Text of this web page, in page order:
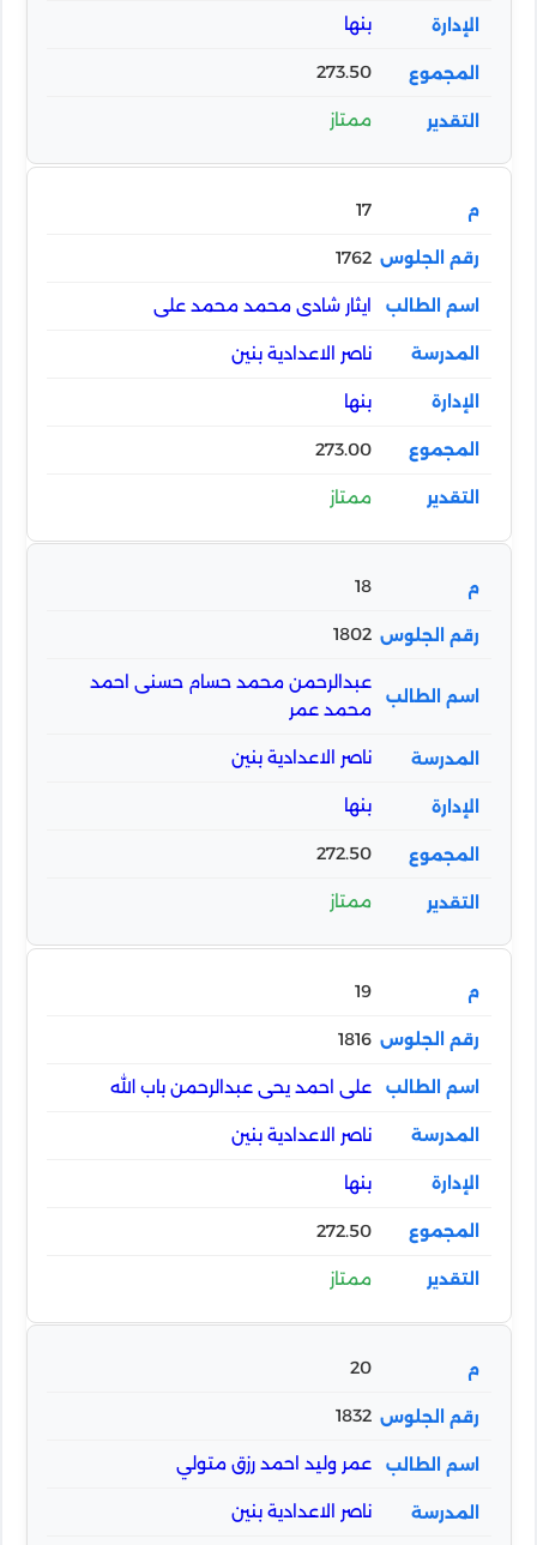
بنها
273.50
ممتاز
17
1762
ايثار شادى محمد محمد على
ناصر الاعدادية بنين
بنها
273.00
ممتاز
18
1802
عبدالرحمن محمد حسام حسنى احمد
محمد عمر
ناصر الاعدادية بنين
بنها
272.50
ممتاز
19
1816
على احمد يحى عبدالرحمن باب الله
ناصر الاعدادية بنين
بنها
272.50
ممتاز
20
1832
عمر وليد احمد رزق متولي
ناصر الاعدادية بنين